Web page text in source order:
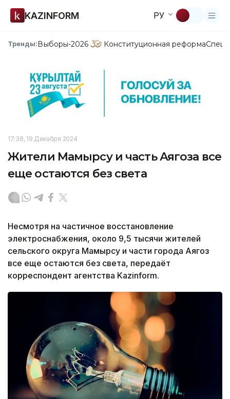
KAZINFORM РУ
Тренды:Выборы-2026 Конституционная реформа
17:38, 19 Декабря 2024
Жители Мамырсу и часть Аягоза все
еще остаются без света
Несмотря на частичное восстановление
электроснабжения, около 9,5 тысячи жителей
сельского округа Мамырсу и части города Аягоз
все еще остаются без света, передаёт
корреспондент агентства Kazinform.